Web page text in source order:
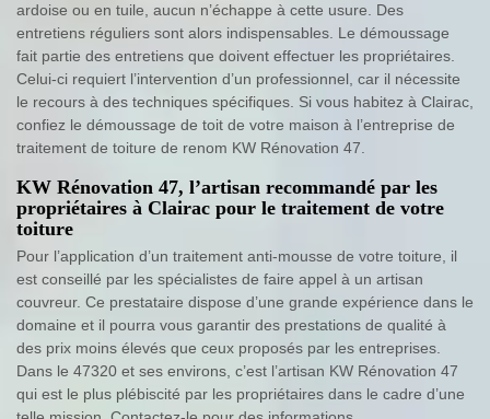
ardoise ou en tuile, aucun n’échappe à cette usure. Des
entretiens réguliers sont alors indispensables. Le démoussage
fait partie des entretiens que doivent effectuer les propriétaires.
Celui-ci requiert l’intervention d’un professionnel, car il nécessite
le recours à des techniques spécifiques. Si vous habitez à Clairac,
confiez le démoussage de toit de votre maison à l’entreprise de
traitement de toiture de renom KW Rénovation 47.
KW Rénovation 47, l’artisan recommandé par les
propriétaires à Clairac pour le traitement de votre
toiture
Pour l’application d’un traitement anti-mousse de votre toiture, il
est conseillé par les spécialistes de faire appel à un artisan
couvreur. Ce prestataire dispose d’une grande expérience dans le
domaine et il pourra vous garantir des prestations de qualité à
des prix moins élevés que ceux proposés par les entreprises.
Dans le 47320 et ses environs, c’est l’artisan KW Rénovation 47
qui est le plus plébiscité par les propriétaires dans le cadre d’une